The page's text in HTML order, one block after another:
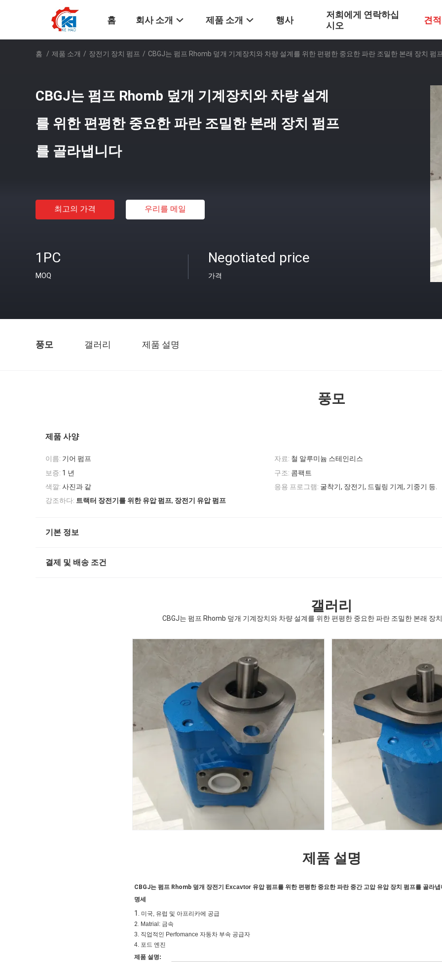
홈 회사 소개 제품 소개 행사
저희에게 연락하십
시오
견
홈 / 제품 소개 / 장전기 장치 펌프 / CBGJ는 펌프 Rhomb 덮개 기계장치와 차량 설계를 위한 편평한 중요한 파란 조밀한 본래 장치 펌
CBGJ는 펌프 Rhomb 덮개 기계장치와 차량 설계
를 위한 편평한 중요한 파란 조밀한 본래 장치 펌프
를 골라냅니다
최고의 가격 우리를 메일
1PC
MOQ
Negotiated price
가격
풍모 갤러리 제품 설명
풍모
제품 사양
이름: 기어 펌프 자료: 철 알루미늄 스테인리스
보증: 1 년 구조: 콤팩트
색깔: 사진과 같 응용 프로그램: 굴착기, 장전기, 드릴링 기계, 기중기 등.
강조하다: 트랙터 장전기를 위한 유압 펌프, 장전기 유압 펌프
기본 정보
결제 및 배송 조건
갤러리
CBGJ는 펌프 Rhomb 덮개 기계장치와 차량 설계를 위한 편평한 중요한 파란 조밀한 본래 장
제품 설명
CBGJ는 펌프 Rhomb 덮개 장전기 Excavtor 유압 펌프를 위한편평한 중요한 파란 중간 고압 유압 장치 펌프를 골라냅
명세
1. 미국, 유럽 및 아프리카에 공급
2. Matrial: 금속
3. 직업적인 Perfomance 자동차 부속 공급자
4. 포드 엔진
제품 설명: